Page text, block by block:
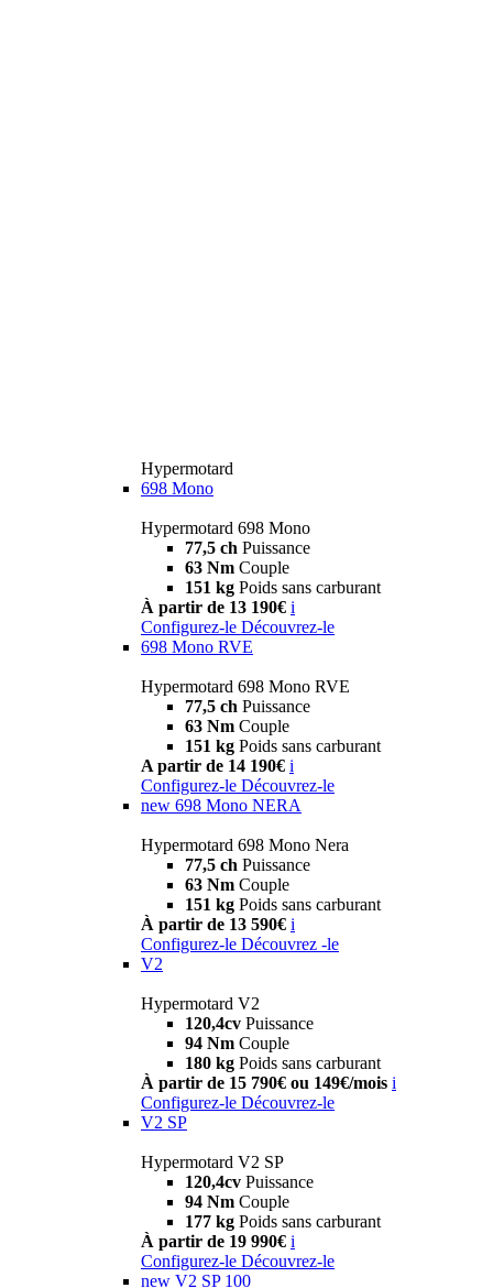
Hypermotard
698 Mono
Hypermotard 698 Mono
77,5 ch Puissance
63 Nm Couple
151 kg Poids sans carburant
À partir de 13 190€ i
Configurez-le Découvrez-le
698 Mono RVE
Hypermotard 698 Mono RVE
77,5 ch Puissance
63 Nm Couple
151 kg Poids sans carburant
A partir de 14 190€ i
Configurez-le Découvrez-le
new 698 Mono NERA
Hypermotard 698 Mono Nera
77,5 ch Puissance
63 Nm Couple
151 kg Poids sans carburant
À partir de 13 590€ i
Configurez-le Découvrez -le
V2
Hypermotard V2
120,4cv Puissance
94 Nm Couple
180 kg Poids sans carburant
À partir de 15 790€ ou 149€/mois i
Configurez-le Découvrez-le
V2 SP
Hypermotard V2 SP
120,4cv Puissance
94 Nm Couple
177 kg Poids sans carburant
À partir de 19 990€ i
Configurez-le Découvrez-le
new V2 SP 100